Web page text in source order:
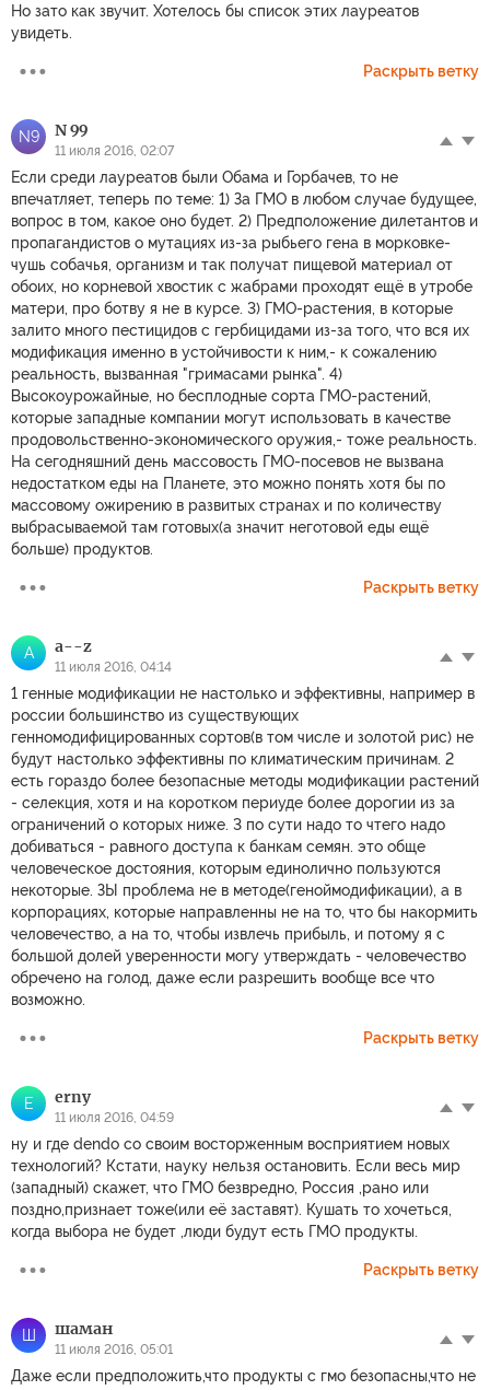
Но зато как звучит. Хотелось бы список этих лауреатов
увидеть.
Раскрыть ветку
N9 N 99
11 июля 2016, 02:07
Если среди лауреатов были Обама и Горбачев, то не
впечатляет, теперь по теме: 1) За ГМО в любом случае будущее,
вопрос в том, какое оно будет. 2) Предположение дилетантов и
пропагандистов о мутациях из-за рыбьего гена в морковке-
чушь собачья, организм и так получат пищевой материал от
обоих, но корневой хвостик с жабрами проходят ещё в утробе
матери, про ботву я не в курсе. 3) ГМО-растения, в которые
залито много пестицидов с гербицидами из-за того, что вся их
модификация именно в устойчивости к ним,- к сожалению
реальность, вызванная "гримасами рынка". 4)
Высокоурожайные, но бесплодные сорта ГМО-растений,
которые западные компании могут использовать в качестве
продовольственно-экономического оружия,- тоже реальность.
На сегодняшний день массовость ГМО-посевов не вызвана
недостатком еды на Планете, это можно понять хотя бы по
массовому ожирению в развитых странах и по количеству
выбрасываемой там готовых(а значит неготовой еды ещё
больше) продуктов.
Раскрыть ветку
A a--z
11 июля 2016, 04:14
1 генные модификации не настолько и эффективны, например в
россии большинство из существующих
генномодифицированных сортов(в том числе и золотой рис) не
будут настолько эффективны по климатическим причинам. 2
есть гораздо более безопасные методы модификации растений
- селекция, хотя и на коротком периуде более дорогии из за
ограничений о которых ниже. 3 по сути надо то чтего надо
добиваться - равного доступа к банкам семян. это обще
человеческое достояния, которым единолично пользуются
некоторые. ЗЫ проблема не в методе(геноймодификации), а в
корпорациях, которые направленны не на то, что бы накормить
человечество, а на то, чтобы извлечь прибыль, и потому я с
большой долей уверенности могу утверждать - человечество
обречено на голод, даже если разрешить вообще все что
возможно.
Раскрыть ветку
E erny
11 июля 2016, 04:59
ну и где dendo со своим восторженным восприятием новых
технологий? Кстати, науку нельзя остановить. Если весь мир
(западный) скажет, что ГМО безвредно, Россия ,рано или
поздно,признает тоже(или её заставят). Кушать то хочеться,
когда выбора не будет ,люди будут есть ГМО продукты.
Раскрыть ветку
Ш шаман
11 июля 2016, 05:01
Даже если предположить,что продукты с гмо безопасны,что не